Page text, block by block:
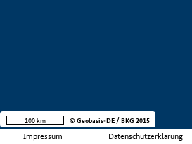
Impressum Datenschutzerklärung
100 km © Geobasis-DE / BKG 2015